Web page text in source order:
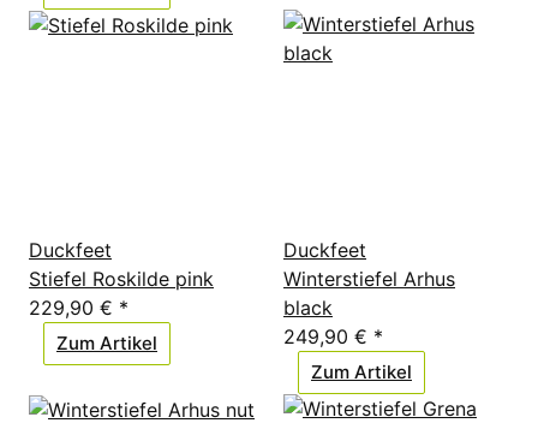
Duckfeet
Stiefel Roskilde pink
229,90 € *
Zum Artikel
Duckfeet
Winterstiefel Arhus
black
249,90 € *
Zum Artikel